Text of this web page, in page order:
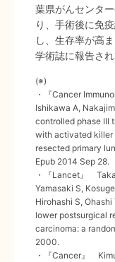
葉県がんセンタ
り、手術後に免
し、生存率が高
学術誌に報告さ
(※)
・『Cancer
Ishikawa A,
controlled phase III
with activated killer
resected primary
Epub 2014 Sep 28.
・『Lancet』
Yamasaki S,
Hirohashi S,
lower postsurgical
carcinoma: a
2000.
・『Cancer』